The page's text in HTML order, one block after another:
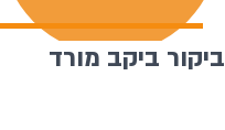
ביקור ביקב מורד